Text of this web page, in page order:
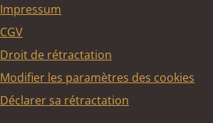
Impressum
CGV
Droit de rétractation
Modifier les paramètres des cookies
Déclarer sa rétractation